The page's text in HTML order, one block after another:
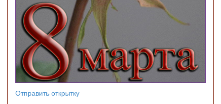
Отправить открытку